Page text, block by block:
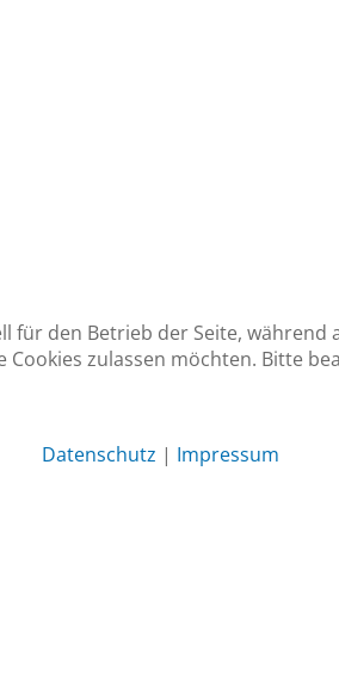
für den Betrieb der Seite,
zulassen möchten. Bitte
Datenschutz | Impressum